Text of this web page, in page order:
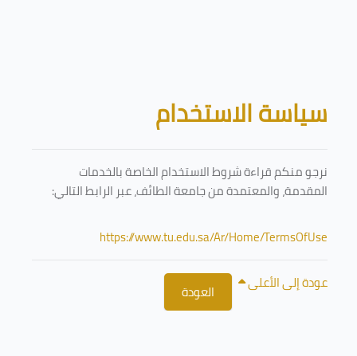
الكتل
سياسة الاستخدام
نرجو منكم قراءة شروط الاستخدام الخاصة بالخدمات
المقدمة، والمعتمدة من جامعة الطائف، عبر الرابط التالي:
https://www.tu.edu.sa/Ar/Home/TermsOfUse
العودة عودة إلى الأعلى